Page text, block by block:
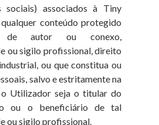
sociais) associados à Tiny
conteúdo protegido
de autor ou conexo,
ou sigilo profissional, direito
ou que constitua ou
salvo e estritamente na
o Utilizador seja o titular do
ou o beneficiário de tal
ou sigilo profissional.